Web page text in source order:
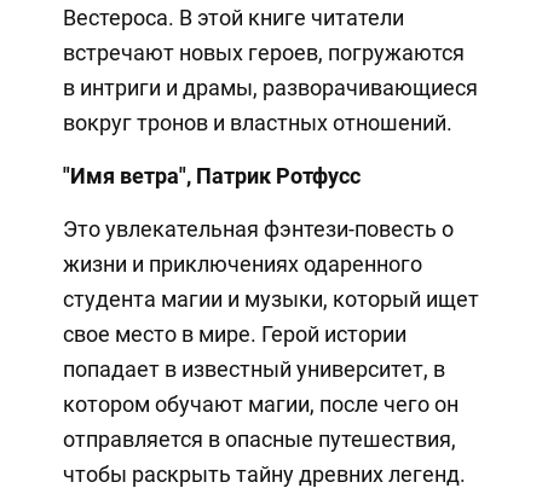
Вестероса. В этой книге читатели
встречают новых героев, погружаются
в интриги и драмы, разворачивающиеся
вокруг тронов и властных отношений.
"Имя ветра", Патрик Ротфусс
Это увлекательная фэнтези-повесть о
жизни и приключениях одаренного
студента магии и музыки, который ищет
свое место в мире. Герой истории
попадает в известный университет, в
котором обучают магии, после чего он
отправляется в опасные путешествия,
чтобы раскрыть тайну древних легенд.